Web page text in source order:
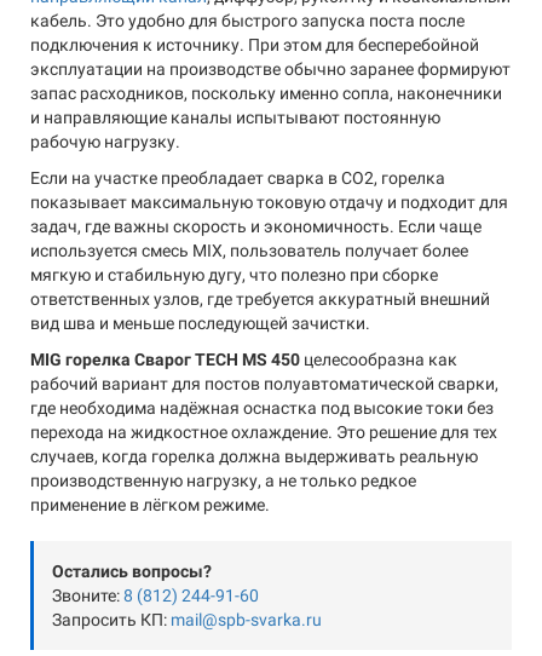
кабель. Это удобно для быстрого запуска поста после
подключения к источнику. При этом для бесперебойной
эксплуатации на производстве обычно заранее формируют
запас расходников, поскольку именно сопла, наконечники
и направляющие каналы испытывают постоянную
рабочую нагрузку.
Если на участке преобладает сварка в CO2, горелка
показывает максимальную токовую отдачу и подходит для
задач, где важны скорость и экономичность. Если чаще
используется смесь MIX, пользователь получает более
мягкую и стабильную дугу, что полезно при сборке
ответственных узлов, где требуется аккуратный внешний
вид шва и меньше последующей зачистки.
MIG горелка Сварог TECH MS 450 целесообразна как
рабочий вариант для постов полуавтоматической сварки,
где необходима надёжная оснастка под высокие токи без
перехода на жидкостное охлаждение. Это решение для тех
случаев, когда горелка должна выдерживать реальную
производственную нагрузку, а не только редкое
применение в лёгком режиме.
Остались вопросы?
Звоните:8 (812) 244-91-60
Запросить КП: mail@spb-svarka.ru